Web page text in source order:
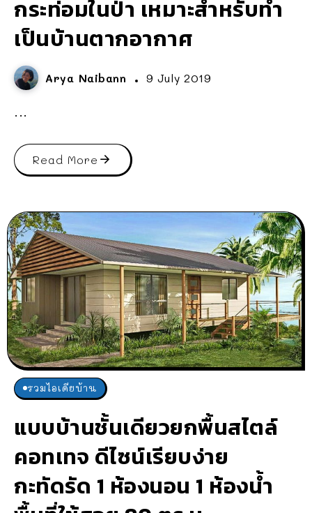
กระท่อมในป่า เหมาะสำหรับทำ
เป็นบ้านตากอากาศ
Arya Naibann 9 July 2019
...
Read More
รวมไอเดียบ้าน
แบบบ้านชั้นเดียวยกพื้นสไตล์
คอทเทจ ดีไซน์เรียบง่าย
กะทัดรัด 1 ห้องนอน 1 ห้องน้ำ